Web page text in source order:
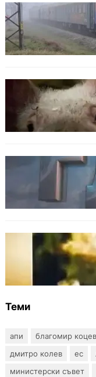
жена
БЪЛГАРИЯ
БАБХ
чума
БЪЛГАРИЯ
преди
Теми
апи благомир коцев
дмитро колев
ес
министерски съвет